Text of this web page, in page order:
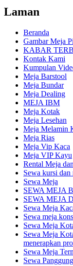
Laman
Beranda
Gambar Meja
KABAR
Kontak Kami
Kumpulan
Meja Barstool
Meja Bundar
Meja Dealing
MEJA IBM
Meja Kotak
Meja Lesehan
Meja Melamin
Meja Rias
Meja Vip Kaca
Meja VIP Kayu
Rental Meja
Sewa kursi dan
Sewa Meja
SEWA MEJA
SEWA MEJA
Sewa Meja
Sewa meja
Sewa Meja
Sewa Meja
menerapkan
Sewa Meja
Sewa Panggung